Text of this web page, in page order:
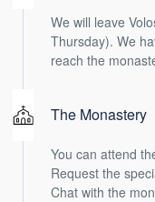
We will leave
Thursday). We
reach the
The Monastery
You can attend
Request the
Chat with the